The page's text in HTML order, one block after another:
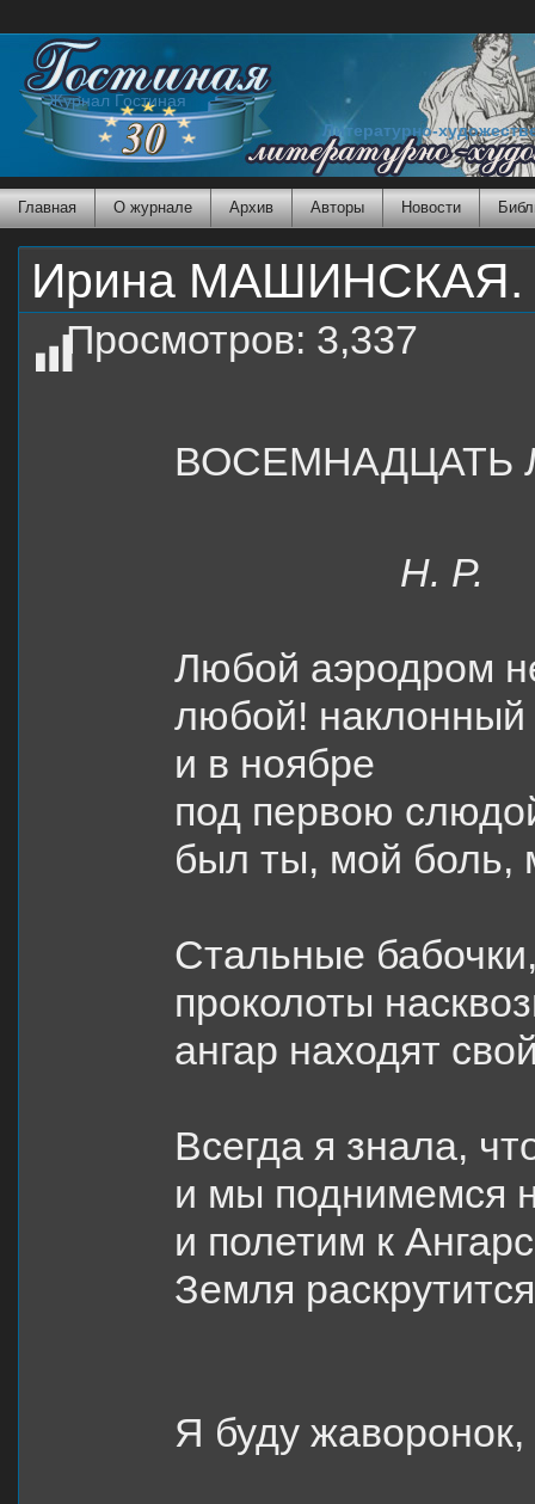
Журнал Гостиная
Литературно-
Главная О журнале Архив Авторы Новости
Ирина МАШИНСКАЯ.
Просмотров: 3,337
ВОСЕМНАДЦАТЬ
Н. Р.
Любой аэродром
любой! наклонный
и в ноябре
под первою
был ты, мой боль,
Стальные
проколоты
ангар находят
Всегда я знала,
и мы поднимемся
и полетим к
Земля
Я буду